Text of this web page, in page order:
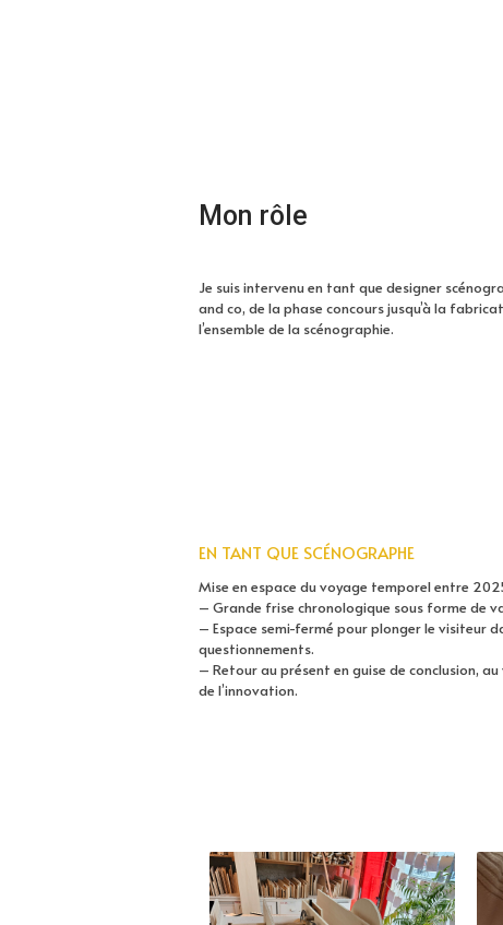
Mon rôle
Je suis intervenu en tant que designer
and co, de la phase concours jusqu’à la
l’ensemble de la scénographie.
EN TANT QUE SCÉNOGRAPHE
Mise en espace du voyage temporel entre
– Grande frise chronologique sous forme de
– Espace semi-fermé pour plonger le visiteur
questionnements.
– Retour au présent en guise de conclusion,
de l’innovation.